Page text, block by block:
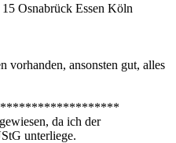
Osnabrück Essen Köln
vorhanden, ansonsten gut, alles
da ich der
unterliege.